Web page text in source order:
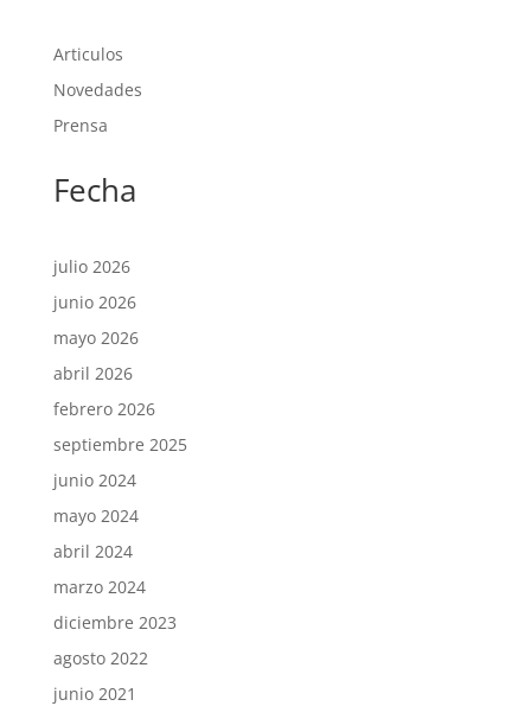
Articulos
Novedades
Prensa
Fecha
julio 2026
junio 2026
mayo 2026
abril 2026
febrero 2026
septiembre 2025
junio 2024
mayo 2024
abril 2024
marzo 2024
diciembre 2023
agosto 2022
junio 2021